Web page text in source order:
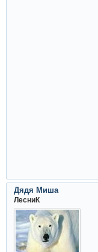
Дядя Миша
ЛесниК